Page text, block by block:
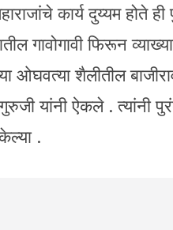
कार्य दुय्यम होते
गावोगावी फिरून
ओघवत्या शैलीतील
यांनी ऐकले . त्यांनी
.